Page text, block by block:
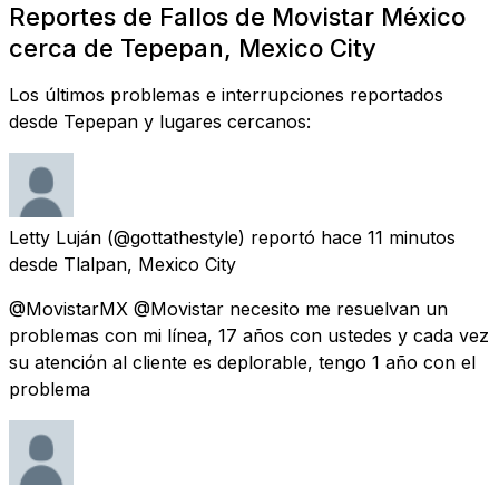
Reportes de Fallos de Movistar México
cerca de Tepepan, Mexico City
Los últimos problemas e interrupciones reportados
desde Tepepan y lugares cercanos:
Letty Luján (@gottathestyle) reportó hace 11 minutos
desde Tlalpan, Mexico City
@MovistarMX @Movistar necesito me resuelvan un
problemas con mi línea, 17 años con ustedes y cada vez
su atención al cliente es deplorable, tengo 1 año con el
problema